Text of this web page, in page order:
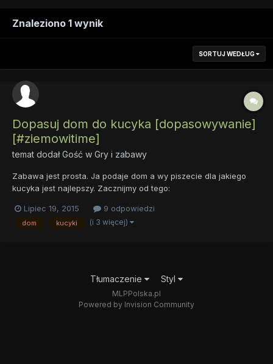
Znaleziono 1 wynik
SORTUJ WEDŁUG
Dopasuj dom do kucyka [dopasowywanie]
[#ziemowitime]
temat dodał Gość w Gry i zabawy
Zabawa jest prosta. Ja podaje dom a wy piszecie dla jakiego
kucyka jest najlepszy. Zacznijmy od tego:
Lipiec 19, 2015 9 odpowiedzi
dom kucyki (i 3 więcej)
Tłumaczenie Styl
MLPPolska.pl
Powered by Invision Community